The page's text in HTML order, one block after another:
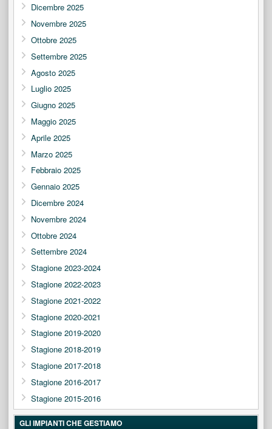
Dicembre 2025
Novembre 2025
Ottobre 2025
Settembre 2025
Agosto 2025
Luglio 2025
Giugno 2025
Maggio 2025
Aprile 2025
Marzo 2025
Febbraio 2025
Gennaio 2025
Dicembre 2024
Novembre 2024
Ottobre 2024
Settembre 2024
Stagione 2023-2024
Stagione 2022-2023
Stagione 2021-2022
Stagione 2020-2021
Stagione 2019-2020
Stagione 2018-2019
Stagione 2017-2018
Stagione 2016-2017
Stagione 2015-2016
GLI IMPIANTI CHE GESTIAMO